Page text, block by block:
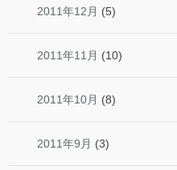
2011年12月 (5)
2011年11月 (10)
2011年10月 (8)
2011年9月 (3)